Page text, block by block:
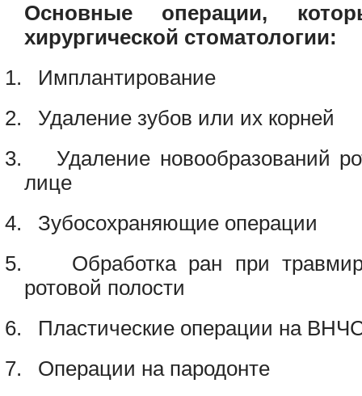
Основные операции,
хирургической стоматологии:
1.
Имплантирование
2.
Удаление зубов или их корней
3.
Удаление новообразований
лице
4.
Зубосохраняющие операции
5.
Обработка ран при
ротовой полости
6.
Пластические операции на
7.
Операции на пародонте